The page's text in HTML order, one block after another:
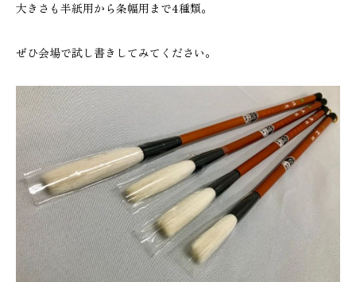
大きさも半紙用から条幅用まで4種類。
ぜひ会場で試し書きしてみてください。